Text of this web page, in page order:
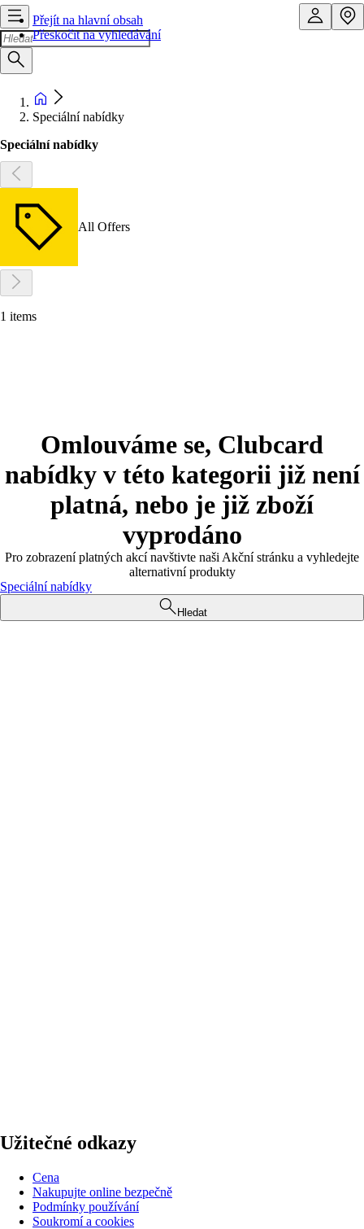
Přejít na hlavní obsah
Přeskočit na vyhledávání
Speciální nabídky
Speciální nabídky
All Offers
1 items
Omlouváme se, Clubcard
nabídky v této kategorii již není
platná, nebo je již zboží
vyprodáno
Pro zobrazení platných akcí navštivte naši Akční stránku a vyhledejte
alternativní produkty
Speciální nabídky
Hledat
Užitečné odkazy
Cena
Nakupujte online bezpečně
Podmínky používání
Soukromí a cookies